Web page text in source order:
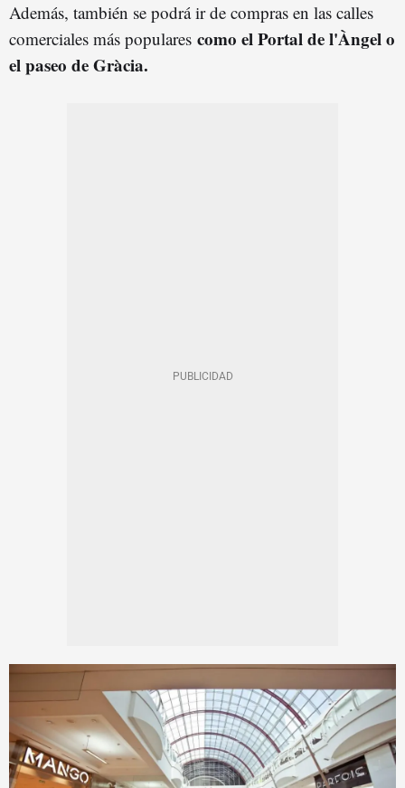
Además, también se podrá ir de compras en las calles
comerciales más populares como el Portal de l'Àngel o
el paseo de Gràcia.